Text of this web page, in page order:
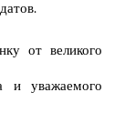
от великого
и уважаемого